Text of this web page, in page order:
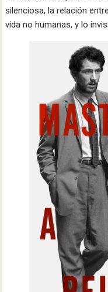
silenciosa, la relación
vida no humanas, y lo